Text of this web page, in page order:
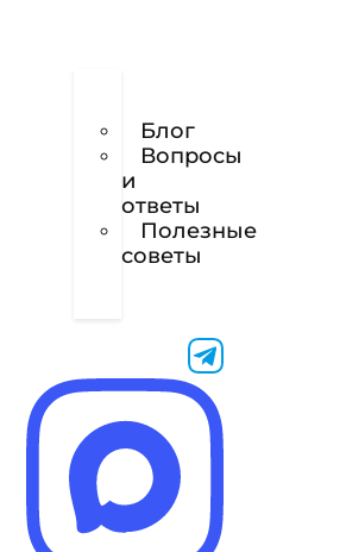
Блог
Вопросы
и
ответы
Полезные
советы